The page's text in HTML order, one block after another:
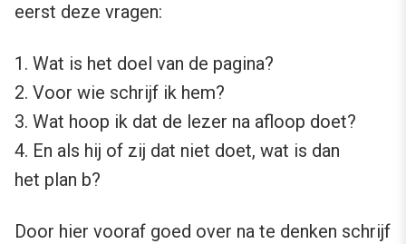
eerst deze vragen:
1. Wat is het doel van de pagina?
2. Voor wie schrijf ik hem?
3. Wat hoop ik dat de lezer na afloop doet?
4. En als hij of zij dat niet doet, wat is dan
het plan b?
Door hier vooraf goed over na te denken schrijf